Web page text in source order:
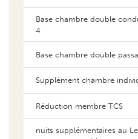
Base chambre double
Supplément chambre
Réduction membre TCS
nuits supplémentaires au
et CHF 200 pP/single
Vol Genève – Le Cap –
demande